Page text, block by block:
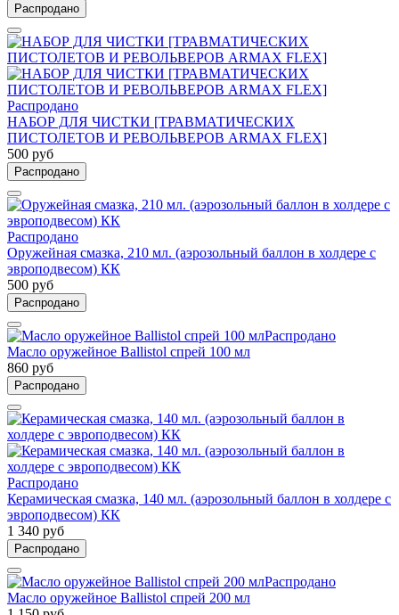
Распродано
Распродано
НАБОР ДЛЯ ЧИСТКИ [ТРАВМАТИЧЕСКИХ
ПИСТОЛЕТОВ И РЕВОЛЬВЕРОВ ARMAX FLEX]
500 руб
Распродано
Распродано
Оружейная смазка, 210 мл. (аэрозольный баллон в холдере с
эвроподвесом) КК
500 руб
Распродано
Распродано
Масло оружейное Ballistol спрей 100 мл
860 руб
Распродано
Распродано
Керамическая смазка, 140 мл. (аэрозольный баллон в холдере с
эвроподвесом) КК
1 340 руб
Распродано
Распродано
Масло оружейное Ballistol спрей 200 мл